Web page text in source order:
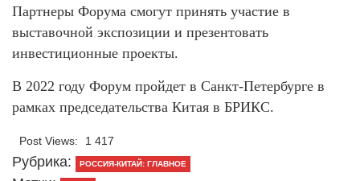
Партнеры Форума смогут принять участие в
выставочной экспозиции и презентовать
инвестиционные проекты.
В 2022 году Форум пройдет в Санкт-Петербурге в
рамках председательства Китая в БРИКС.
Post Views: 1 417
Рубрика: РОССИЯ-КИТАЙ: ГЛАВНОЕ